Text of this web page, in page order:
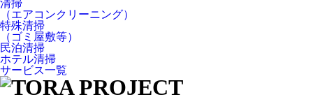
清掃
（エアコンクリーニング）
特殊清掃
（ゴミ屋敷等）
民泊清掃
ホテル清掃
サービス一覧